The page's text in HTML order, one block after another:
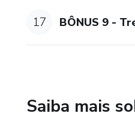
17 BÔNUS 9 -
Saiba mais